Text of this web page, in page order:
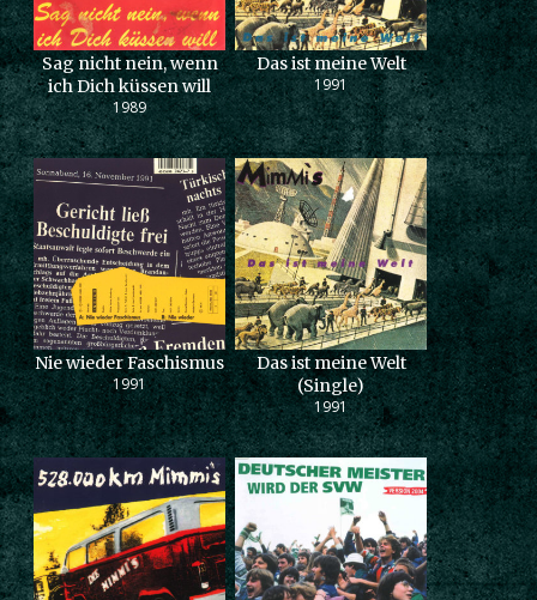
Sag nicht nein, wenn
ich Dich küssen will
1989
Das ist meine Welt
1991
Nie wieder Faschismus
1991
Das ist meine Welt
(Single)
1991